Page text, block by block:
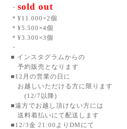
・ sold out
＊¥11.000×2個
＊¥5.500×4個
＊¥3.300×3個
・
■ インスタグラムからの
予約販売となります
■12月の営業の日に
お越しいただける方に限ります
(12/7以降)
■遠方でお越し頂けない方には
送料着払いにて配送します
■12/3金 21:00よりDMにて